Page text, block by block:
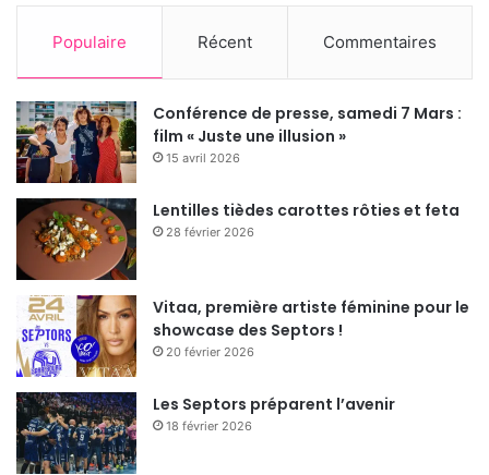
Populaire Récent Commentaires
Conférence de presse, samedi 7 Mars :
film « Juste une illusion »
15 avril 2026
Lentilles tièdes carottes rôties et feta
28 février 2026
Vitaa, première artiste féminine pour le
showcase des Septors !
20 février 2026
Les Septors préparent l’avenir
18 février 2026